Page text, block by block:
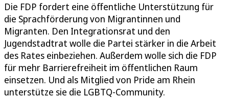
Die FDP fordert eine öffentliche Unterstützung für
die Sprachförderung von Migrantinnen und
Migranten. Den Integrationsrat und den
Jugendstadtrat wolle die Partei stärker in die Arbeit
des Rates einbeziehen. Außerdem wolle sich die FDP
für mehr Barrierefreiheit im öffentlichen Raum
einsetzen. Und als Mitglied von Pride am Rhein
unterstütze sie die LGBTQ-Community.